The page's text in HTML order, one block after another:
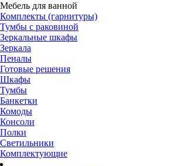
Мебель для ванной
Комплекты (гарнитуры)
Тумбы с раковиной
Зеркальные шкафы
Зеркала
Пеналы
Готовые решения
Шкафы
Тумбы
Банкетки
Комоды
Консоли
Полки
Светильники
Комплектующие